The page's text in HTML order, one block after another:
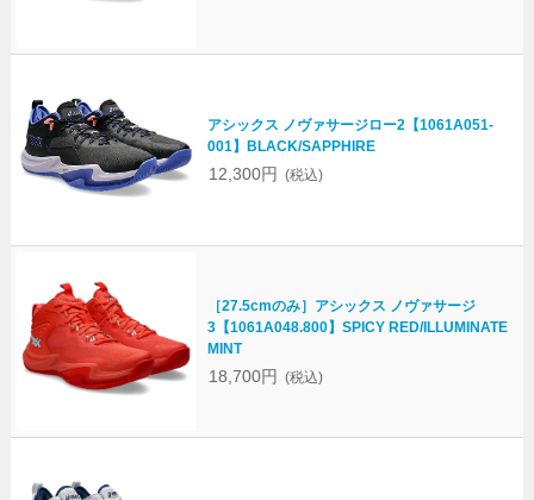
アシックス ノヴァサージロー2【1061A051-
001】BLACK/SAPPHIRE
12,300円 (税込)
［27.5cmのみ］アシックス ノヴァサージ
3【1061A048.800】SPICY RED/ILLUMINATE
MINT
18,700円 (税込)